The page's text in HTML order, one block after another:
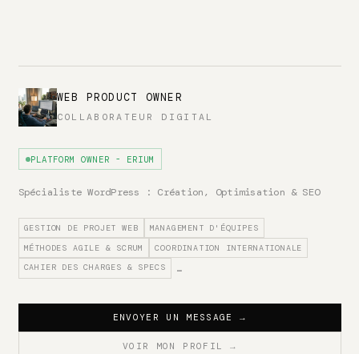
WEB PRODUCT OWNER
COLLABORATEUR DIGITAL
PLATFORM OWNER - ERIUM
Spécialiste WordPress : Création, Optimisation & SEO
GESTION DE PROJET WEB
MANAGEMENT D'ÉQUIPES
MÉTHODES AGILE & SCRUM
COORDINATION INTERNATIONALE
CAHIER DES CHARGES & SPECS
…
ENVOYER UN MESSAGE→
VOIR MON PROFIL →